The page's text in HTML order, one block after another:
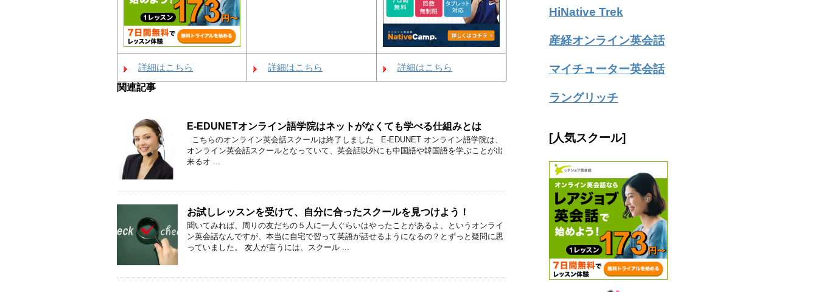
詳細はこちら 詳細はこちら
詳細はこちら
関連記事
E-EDUNETオンライン語学院はネットがなくても学べる仕組みとは
こちらのオンライン英会話スクールは終了しました E-EDUNET オンライン語学院は、
オンライン英会話スクールとなっていて、英会話以外にも中国語や韓国語を学ぶことが出
来るオ ...
お試しレッスンを受けて、自分に合ったスクールを見つけよう！
聞いてみれば、周りの友だちの５人に一人ぐらいはやったことがあるよ、というオンライ
ン英会話なんですが、本当に自宅で習って英語が話せるようになるの？とずっと疑問に思
っていました。 友人が言うには、スクール ...
HiNative Trek
産経オンライン英会話
マイチューター英会話
ラングリッチ
[人気スクール]